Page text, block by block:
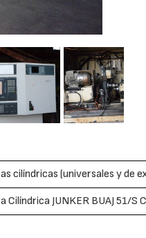
cilíndricas (universales y de
Cilíndrica JUNKER BUAJ 51/S